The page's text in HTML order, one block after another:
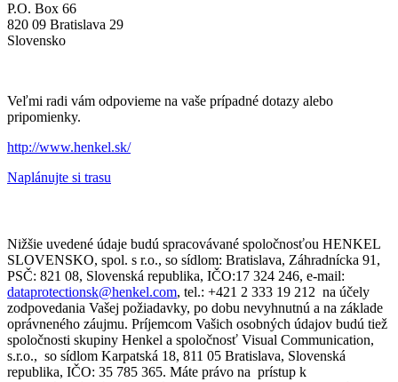
P.O. Box 66
820 09 Bratislava 29
Slovensko
Veľmi radi vám odpovieme na vaše prípadné dotazy alebo
pripomienky.
http://www.henkel.sk/
Naplánujte si trasu
Nižšie uvedené údaje budú spracovávané spoločnosťou HENKEL
SLOVENSKO, spol. s r.o., so sídlom: Bratislava, Záhradnícka 91,
PSČ: 821 08, Slovenská republika, IČO:17 324 246, e-mail:
dataprotectionsk@henkel.com, tel.: +421 2 333 19 212 na účely
zodpovedania Vašej požiadavky, po dobu nevyhnutnú a na základe
oprávneného záujmu. Príjemcom Vašich osobných údajov budú tiež
spoločnosti skupiny Henkel a spoločnosť Visual Communication,
s.r.o., so sídlom Karpatská 18, 811 05 Bratislava, Slovenská
republika, IČO: 35 785 365. Máte právo na prístup k